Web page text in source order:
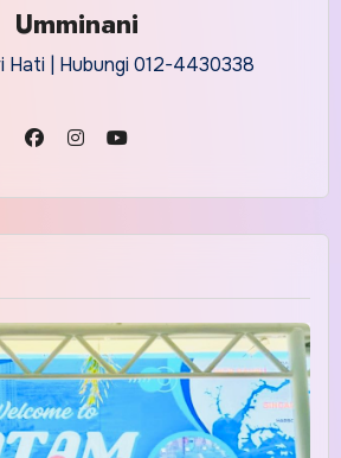
Umminani
Hati | Hubungi 012-4430338